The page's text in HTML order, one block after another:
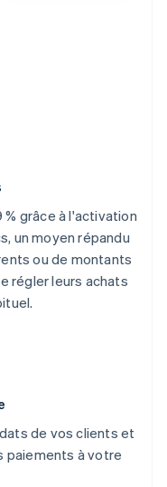
grâce à l'activation
un moyen répandu
ou de montants
régler leurs achats
de vos clients et
paiements à votre